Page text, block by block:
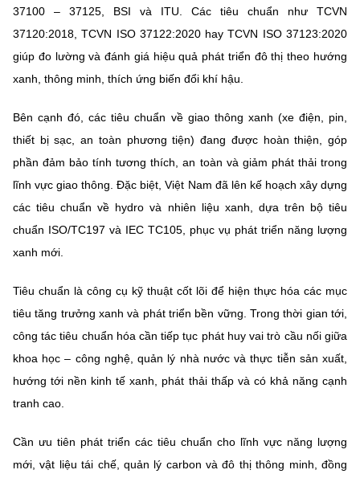
37100 – 37125, BSI và ITU. Các tiêu chuẩn như TCVN
37120:2018, TCVN ISO 37122:2020 hay TCVN ISO 37123:2020
giúp đo lường và đánh giá hiệu quả phát triển đô thị theo hướng
xanh, thông minh, thích ứng biến đổi khí hậu.
Bên cạnh đó, các tiêu chuẩn về giao thông xanh (xe điện, pin,
thiết bị sạc, an toàn phương tiện) đang được hoàn thiện, góp
phần đảm bảo tính tương thích, an toàn và giảm phát thải trong
lĩnh vực giao thông. Đặc biệt, Việt Nam đã lên kế hoạch xây dựng
các tiêu chuẩn về hydro và nhiên liệu xanh , dựa trên bộ tiêu
chuẩn ISO/TC197 và IEC TC105, phục vụ phát triển năng lượng
xanh mới.
Tiêu chuẩn là công cụ kỹ thuật cốt lõi để hiện thực hóa các mục
tiêu tăng trưởng xanh và phát triển bền vững. Trong thời gian tới,
công tác tiêu chuẩn hóa cần tiếp tục phát huy vai trò cầu nối giữa
khoa học – công nghệ, quản lý nhà nước và thực tiễn sản xuất,
hướng tới nền kinh tế xanh, phát thải thấp và có khả năng cạnh
tranh cao.
Cần ưu tiên phát triển các tiêu chuẩn cho lĩnh vực năng lượng
mới, vật liệu tái chế, quản lý carbon và đô thị thông minh, đồng